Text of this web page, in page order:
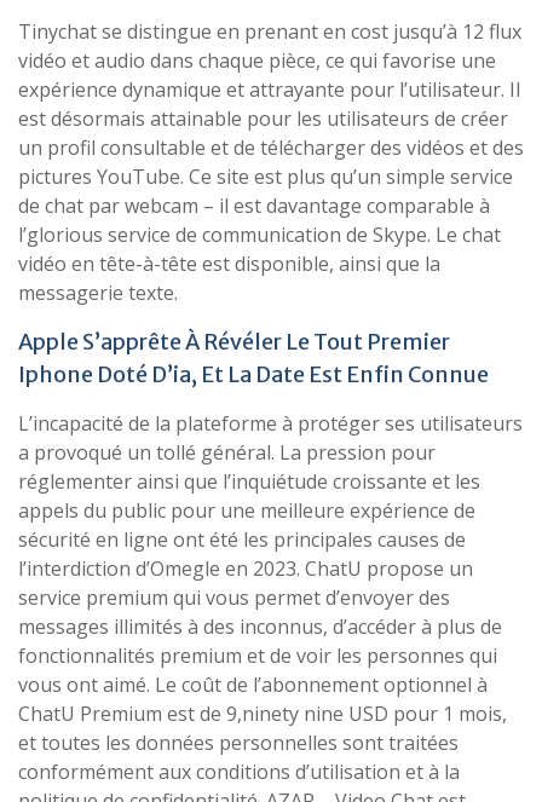
Tinychat se distingue en prenant en cost jusqu’à 12 flux
vidéo et audio dans chaque pièce, ce qui favorise une
expérience dynamique et attrayante pour l’utilisateur. Il
est désormais attainable pour les utilisateurs de créer
un profil consultable et de télécharger des vidéos et des
pictures YouTube. Ce site est plus qu’un simple service
de chat par webcam – il est davantage comparable à
l’glorious service de communication de Skype. Le chat
vidéo en tête-à-tête est disponible, ainsi que la
messagerie texte.
Apple S’apprête À Révéler Le Tout Premier
Iphone Doté D’ia, Et La Date Est Enfin Connue
L’incapacité de la plateforme à protéger ses utilisateurs
a provoqué un tollé général. La pression pour
réglementer ainsi que l’inquiétude croissante et les
appels du public pour une meilleure expérience de
sécurité en ligne ont été les principales causes de
l’interdiction d’Omegle en 2023. ChatU propose un
service premium qui vous permet d’envoyer des
messages illimités à des inconnus, d’accéder à plus de
fonctionnalités premium et de voir les personnes qui
vous ont aimé. Le coût de l’abonnement optionnel à
ChatU Premium est de 9,ninety nine USD pour 1 mois,
et toutes les données personnelles sont traitées
conformément aux conditions d’utilisation et à la